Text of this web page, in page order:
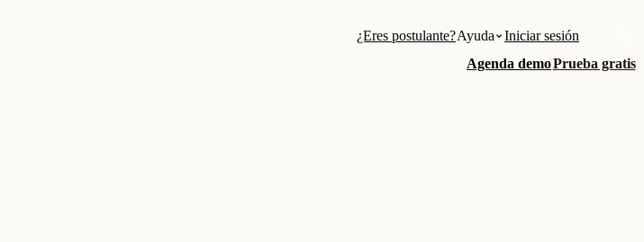
¿Eres postulante?Ayuda
Iniciar sesión
Agenda demoPrueba gratis